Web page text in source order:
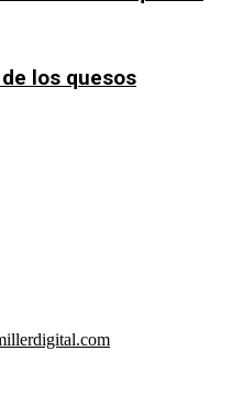
los quesos